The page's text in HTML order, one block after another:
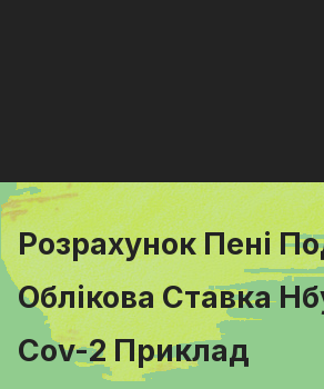
Розрахунок Пені
Облікова Ставка
Cov-2 Приклад